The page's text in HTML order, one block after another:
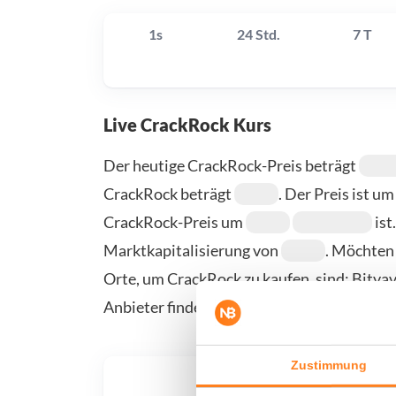
Zustimmung
1s 24 Std. 7 T
Live CrackRock Kurs
Der heutige CrackRock-Preis beträgt
CrackRock beträgt
. Der Preis ist um
CrackRock-Preis um
Marktkapitalisierung von
.
Orte, um CrackRock zu kaufen, sind:
Anbieter finden Sie auf unserer Kauf-/